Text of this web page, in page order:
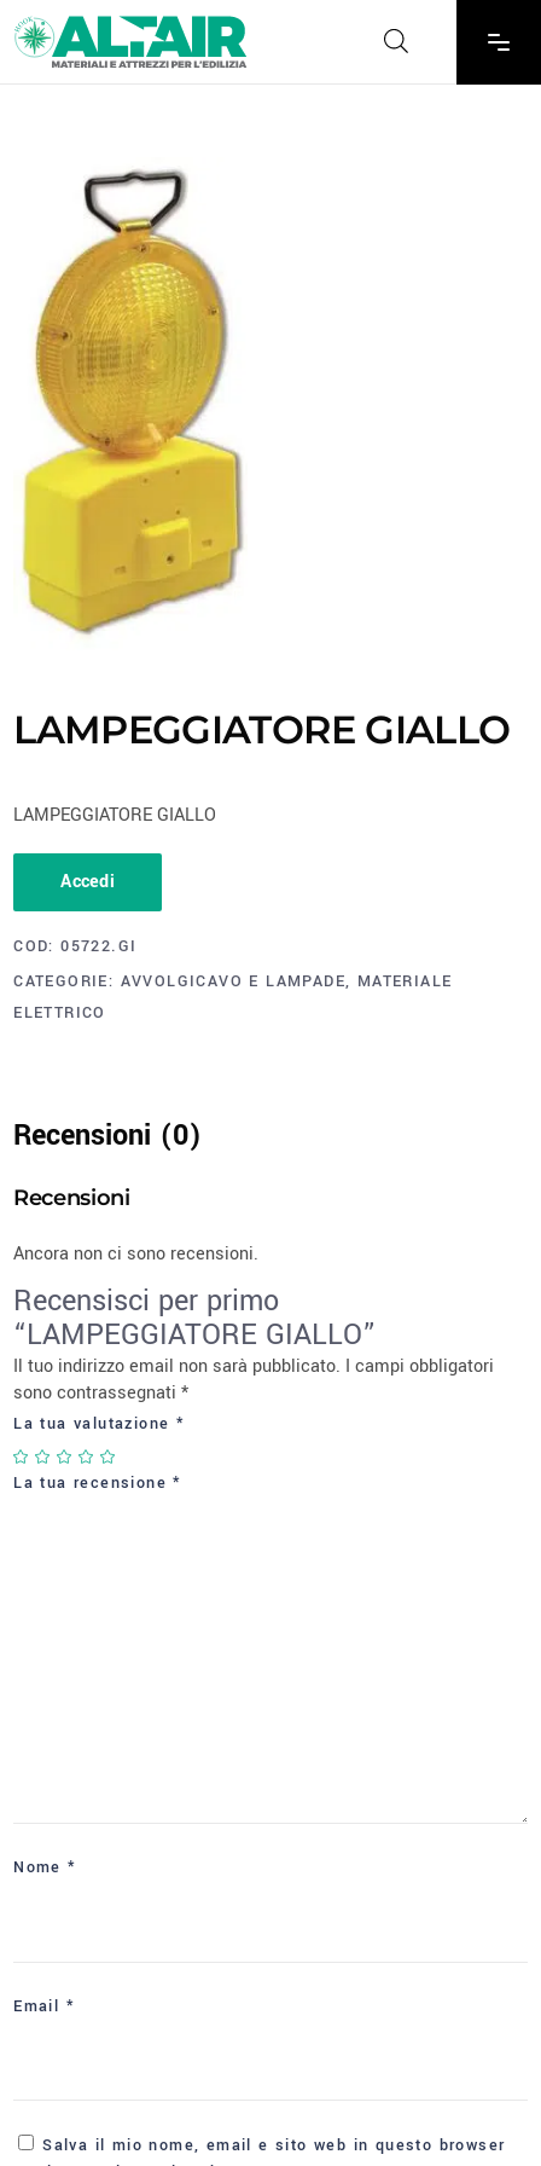
LAMPEGGIATORE GIALLO
LAMPEGGIATORE GIALLO
Accedi
COD:05722.GI
CATEGORIE: AVVOLGICAVO E LAMPADE, MATERIALE
ELETTRICO
Recensioni (0)
Recensioni
Ancora non ci sono recensioni.
Recensisci per primo
“LAMPEGGIATORE GIALLO”
Il tuo indirizzo email non sarà pubblicato. I campi obbligatori
sono contrassegnati*
La tua valutazione *
La tua recensione*
Nome*
Email *
Salva il mio nome, email e sito web in questo browser